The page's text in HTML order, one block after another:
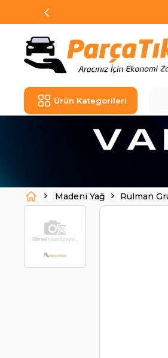
Ürün Kategorileri
Madeni Yağ Rulman